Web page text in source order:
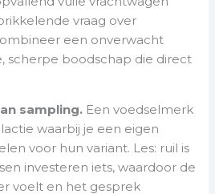
vraag over
een onverwacht
scherpe boodschap die direct
sampling. Een voedselmerk
waarbij je een eigen
voor hun variant. Les: ruil is
investeren iets, waardoor de
voelt en het gesprek